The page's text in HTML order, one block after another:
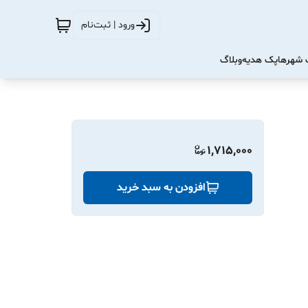
ورود | ثبت‌نام
شهرهاپک هدیهوبلاگ
1,715,000
افزودن به سبد خرید